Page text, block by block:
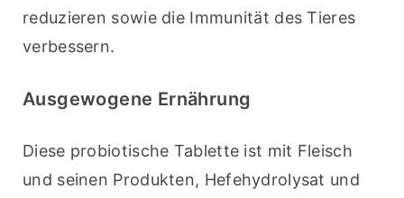
reduzieren sowie die Immunität des Tieres
verbessern.
Ausgewogene Ernährung
Diese probiotische Tablette ist mit Fleisch
und seinen Produkten, Hefehydrolysat und